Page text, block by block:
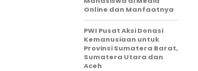
Online dan Manfaatnya
PWI Pusat Aksi Donasi
Kemanusiaan untuk
Provinsi Sumatera Barat,
Sumatera Utara dan
Aceh